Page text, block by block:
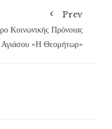
Prev
Κοινωνικής Πρόνοιας
Αγιάσου «Η Θεομήτωρ»